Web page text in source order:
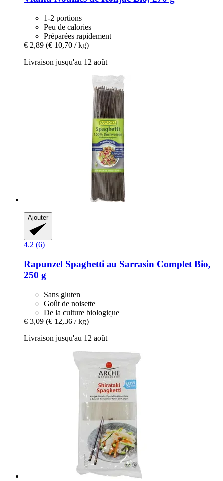
1-2 portions
Peu de calories
Préparées rapidement
€ 2,89 (€ 10,70 / kg)
Livraison jusqu'au 12 août
Ajouter
4.2 (6)
Rapunzel Spaghetti au Sarrasin Complet Bio,
250 g
Sans gluten
Goût de noisette
De la culture biologique
€ 3,09 (€ 12,36 / kg)
Livraison jusqu'au 12 août